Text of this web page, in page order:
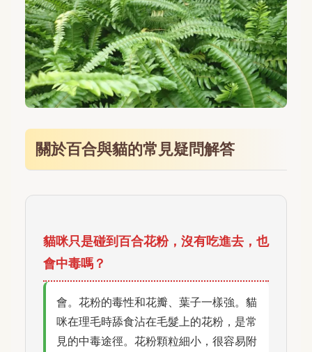
關於百合與貓的常見疑問解答
貓咪只是碰到百合花粉，沒有吃進去，也
會中毒嗎？
會。花粉的毒性和花瓣、葉子一樣強。貓
咪在理毛時舔食沾在毛髮上的花粉，是常
見的中毒途徑。花粉顆粒細小，很容易附